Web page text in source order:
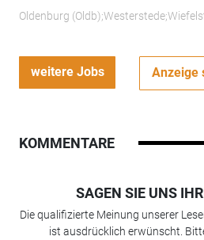
Oldenburg
weitere Jobs Anzeige
KOMMENTARE
SAGEN SIE UNS
Die qualifizierte Meinung unserer
ist ausdrücklich erwünscht.